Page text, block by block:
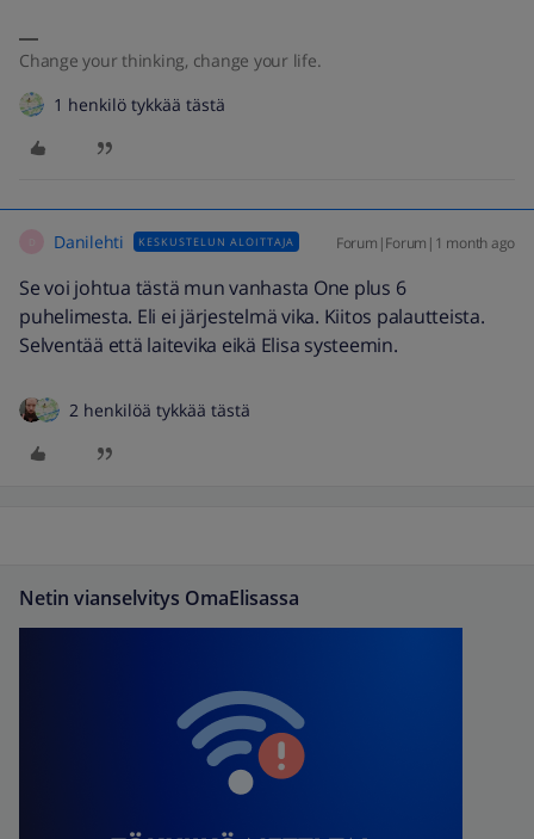
Change your thinking, change your life.
1 henkilö tykkää tästä
Danilehti KESKUSTELUN ALOITTAJA Forum|Forum|1 month ago
Se voi johtua tästä mun vanhasta One plus 6
puhelimesta. Eli ei järjestelmä vika. Kiitos palautteista.
Selventää että laitevika eikä Elisa systeemin.
2 henkilöä tykkää tästä
Netin vianselvitys OmaElisassa